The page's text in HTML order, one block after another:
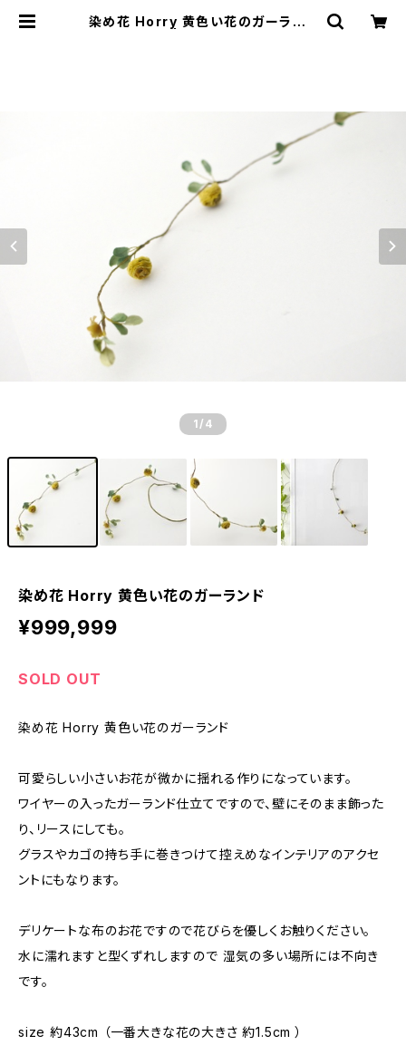
染め花 Horry 黄色い花のガーランド
1 /4
染め花 Horry 黄色い花のガーランド
¥999,999
SOLD OUT
染め花 Horry 黄色い花のガーランド
可愛らしい小さいお花が微かに揺れる作りになっています。
ワイヤーの入ったガーランド仕立てですので、壁にそのまま飾った
り、リースにしても。
グラスやカゴの持ち手に巻きつけて控えめなインテリアのアクセ
ントにもなります。
デリケートな布のお花ですので花びらを優しくお触りください。
水に濡れますと型くずれしますので 湿気の多い場所には不向き
です。
size 約43cm （一番大きな花の大きさ 約1.5cm ）